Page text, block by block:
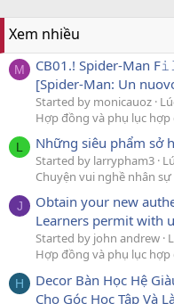
Xem nhiều
M
CB01.! Spider-Man
[Spider-Man: Un
Started by monicauoz
Hợp đồng và phụ lục hợp
L Những siêu phẩm sở
Started by larrypham3
Chuyện vui nghề nhân sự
J
Obtain your new
Learners permit with
Started by john andrew
Hợp đồng và phụ lục hợp
H
Decor Bàn Học Hệ
Cho Góc Học Tập Và